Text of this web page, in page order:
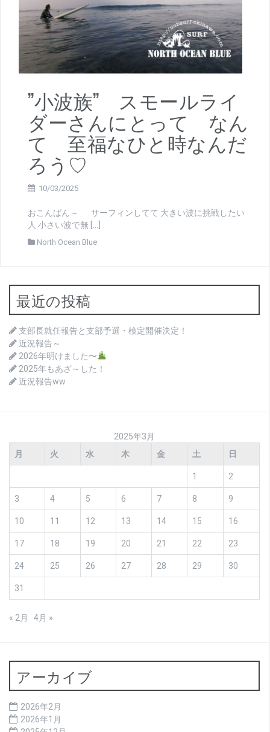
”小波族” スモールライ
ダーさんにとって なん
て 至福なひと時なんだ
ろう♡
10/03/2025
おこんばん～ サーフィンしてて 大きい波に挑戦したい
人 小さい波で無 […]
North Ocean Blue
最近の投稿
支部長就任報告と支部予選・検定開催決定！
近況報告～
2026年明けました〜
2025年もあざ～した！
近況報告ww
2025年3月
月
火 水 木 金 土 日
1 2
3 4 5 6 7 8 9
10 11 12 13 14 15 16
17 18 19 20 21 22 23
24 25 26 27 28 29 30
31
« 2月 4月 »
アーカイブ
2026年2月
2026年1月